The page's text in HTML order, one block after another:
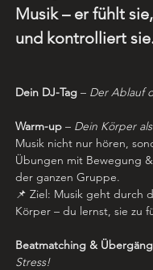
Musik – er fühlt
und kontrolliert
Dein DJ-Tag – Der Ablauf
Warm-up – Dein Körper
Musik nicht nur hören,
Übungen mit Bewegung
der ganzen Gruppe.
📌 Ziel: Musik geht durch
Körper – du lernst, sie zu
Beatmatching &
Stress!